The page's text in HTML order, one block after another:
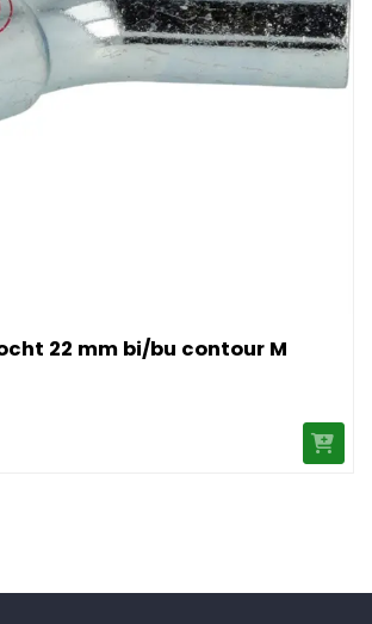
22 mm bi/bu contour M